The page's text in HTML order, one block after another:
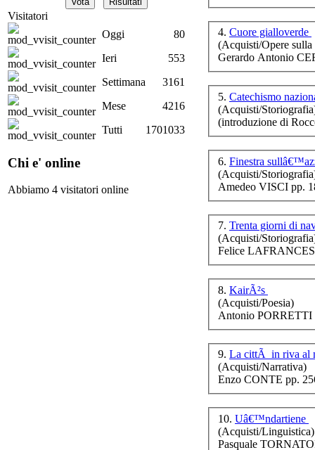
Le
Visitatori
Oggi
80
Ieri
553
Settimana
3161
Mese
4216
Tutti
1701033
Chi e' online
Abbiamo 4 visitatori online
4. Cuore gialloverde
(Acquisti/Opere sulla
Gerardo Antonio
5. Catechismo
(Acquisti/
(introduzione di
6. Finestra
(Acquisti/
Amedeo VISCI pp.
7. Trenta giorni di
(Acquisti/
Felice
8. KairÃ²s
(Acquisti/Poesia)
Antonio PORRETTI
9. La cittÃ in riva al
(Acquisti/Narrativa)
Enzo CONTE pp.
10. Uâ€™ndartiene
(Acquisti/Linguistica)
Pasquale